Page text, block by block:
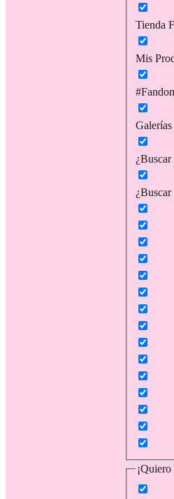
Tienda
Mis